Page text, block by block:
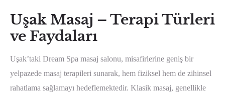
Uşak Masaj – Terapi Türleri
ve Faydaları
Uşak’taki Dream Spa masaj salonu, misafirlerine geniş bir
yelpazede masaj terapileri sunarak, hem fiziksel hem de zihinsel
rahatlama sağlamayı hedeflemektedir. Klasik masaj, genellikle